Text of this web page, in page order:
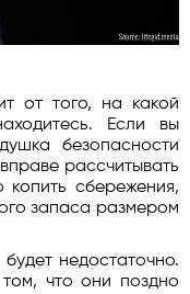
от того, на какой
Если вы
безопасности
рассчитывать
сбережения,
запаса размером
недостаточно.
что они поздно